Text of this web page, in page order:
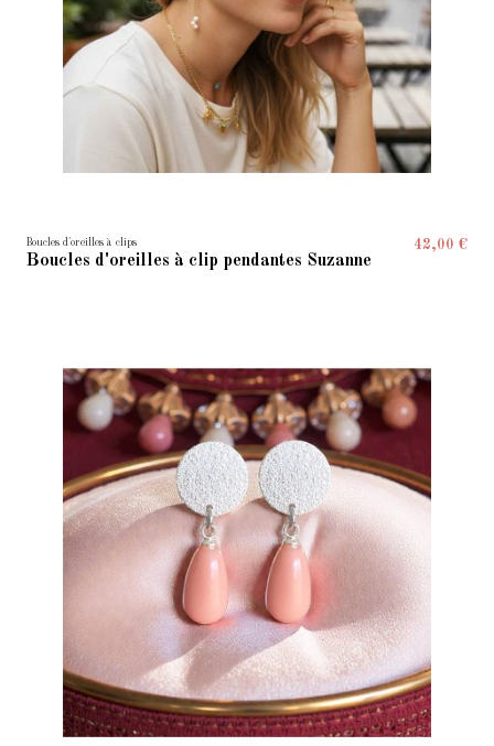
Boucles d'oreilles à clips
Boucles d'oreilles à clip pendantes Suzanne
42,00 €